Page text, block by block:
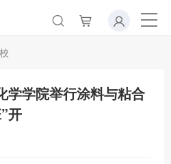
学学院举行涂料与粘合
开